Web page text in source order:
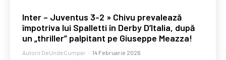
Inter – Juventus 3-2 » Chivu prevalează
împotriva lui Spalletti în Derby D’Italia, după
un „thriller” palpitant pe Giuseppe Meazza!
Autorii DeUndeCumpar - 14 Februarie 2026